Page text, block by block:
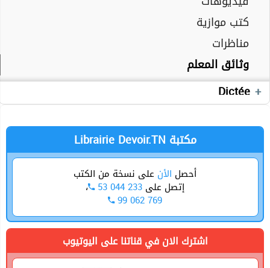
كتب موازية
مناظرات
وثائق المعلم
Dictée
Devoirs
الجغرافيا
تقييمات
دروس
وثائق المعلم
Production écrite
Cours
Devoirs
Exercices
Librairie Devoir.TN مكتبة
أحصل الأن على نسخة من الكتب
إتصل على 53 044 233 ،
99 062 769
اشترك الان في قناتنا على اليوتيوب